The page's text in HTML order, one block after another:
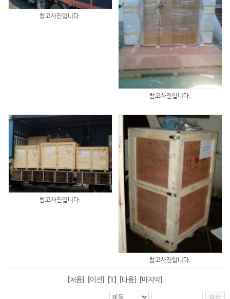
참고사진입니다.
참고사진입니다.
참고사진입니다.
참고사진입니다.
[처음] [이전] [1] [다음] [마지막]